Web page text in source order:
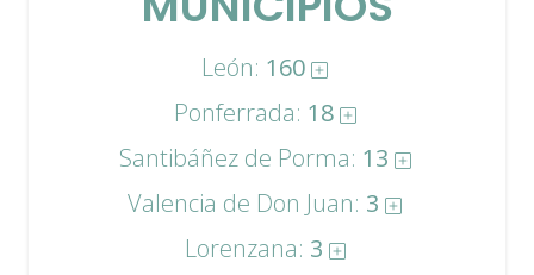
León: 160
Ponferrada: 18
Santibáñez de Porma: 13
Valencia de Don Juan: 3
Lorenzana: 3